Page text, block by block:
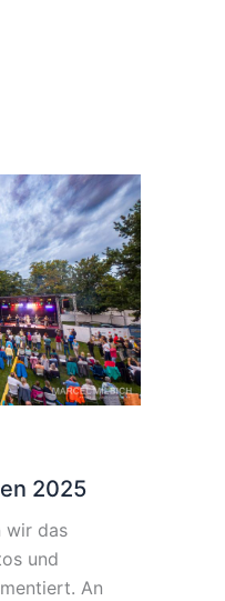
2025
wir das
und
An